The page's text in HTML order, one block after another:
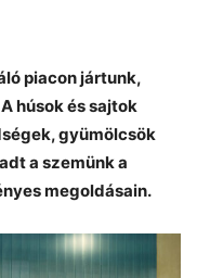
piacon jártunk,
húsok és sajtok
gyümölcsök
a szemünk a
megoldásain.